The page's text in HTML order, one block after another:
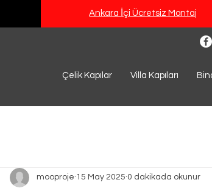
Ankara İçi Ücretsiz Montaj
Çelik Kapılar Villa Kapıları
mooproje 15 May 2025 0 dakikada okunur